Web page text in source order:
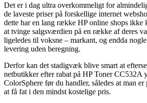
Det er i dag ultra overkommeligt for
de laveste priser på forskellige internet
dette har en lang række HP online shops ikke
at tvinge salgsværdien på en række af deres
ligeledes til voksne – markant, og endda
levering uden beregning.
Derfor kan det stadigvæk blive smart at
netbutikker efter rabat på HP Toner CC532A
ColorSphere før du handler, således at man er
at få fat i den mindst kostelige pris.